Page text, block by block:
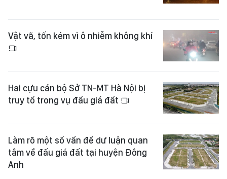
Vật vã, tốn kém vì ô nhiễm không khí
Hai cựu cán bộ Sở TN-MT Hà Nội bị
truy tố trong vụ đấu giá đất
Làm rõ một số vấn đề dư luận quan
tâm về đấu giá đất tại huyện Đông
Anh